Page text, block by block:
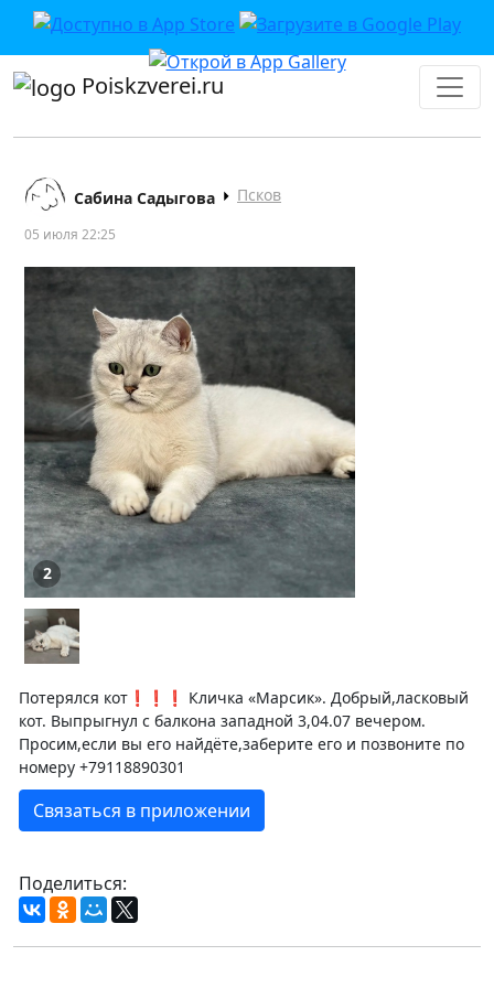
Poiskzverei.ru
Сабина Садыгова Псков
05 июля 22:25
2
Потерялся кот❗️❗️❗️ Кличка «Марсик». Добрый,ласковый
кот. Выпрыгнул с балкона западной 3,04.07 вечером.
Просим,если вы его найдёте,заберите его и позвоните по
номеру +79118890301
Связаться в приложении
Поделиться: